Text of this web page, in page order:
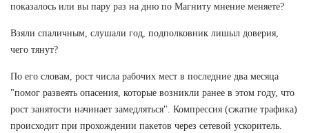
показалось или вы пару раз на дню по Магниту мнение меняете?
Взяли спаличным, слушали год, подполковник лишыл доверия,
чего тянут?
По его словам, рост числа рабочих мест в последние два месяца
"помог развеять опасения, которые возникли ранее в этом году, что
рост занятости начинает замедляться". Компрессия (сжатие трафика)
происходит при прохождении пакетов через сетевой ускоритель.